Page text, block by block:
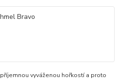
vyváženou hořkostí a proto